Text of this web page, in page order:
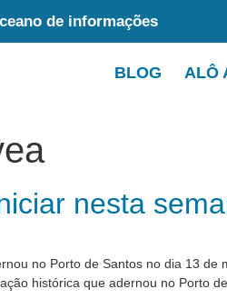
de informações
BLOG ALÔ
nesta
no Porto de Santos no dia 13
histórica que adernou no Porto